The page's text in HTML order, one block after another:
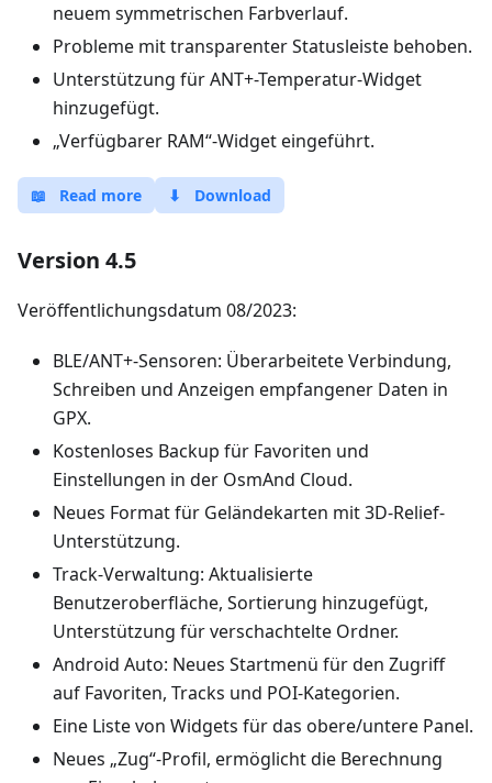
neuem symmetrischen Farbverlauf.
Probleme mit transparenter Statusleiste behoben.
Unterstützung für ANT+-Temperatur-Widget
hinzugefügt.
„Verfügbarer RAM“-Widget eingeführt.
📖 Read more ⬇ Download
Version 4.5
Veröffentlichungsdatum 08/2023:
BLE/ANT+-Sensoren: Überarbeitete Verbindung,
Schreiben und Anzeigen empfangener Daten in
GPX.
Kostenloses Backup für Favoriten und
Einstellungen in der OsmAnd Cloud.
Neues Format für Geländekarten mit 3D-Relief-
Unterstützung.
Track-Verwaltung: Aktualisierte
Benutzeroberfläche, Sortierung hinzugefügt,
Unterstützung für verschachtelte Ordner.
Android Auto: Neues Startmenü für den Zugriff
auf Favoriten, Tracks und POI-Kategorien.
Eine Liste von Widgets für das obere/untere Panel.
Neues „Zug“-Profil, ermöglicht die Berechnung